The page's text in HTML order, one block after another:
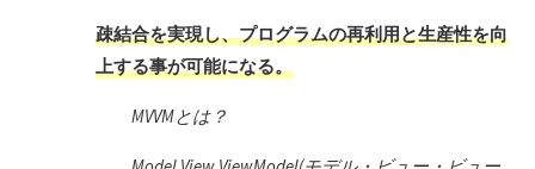
疎結合を実現し、プログラムの再利用と生産性を向
上する事が可能になる。
MVVMとは？